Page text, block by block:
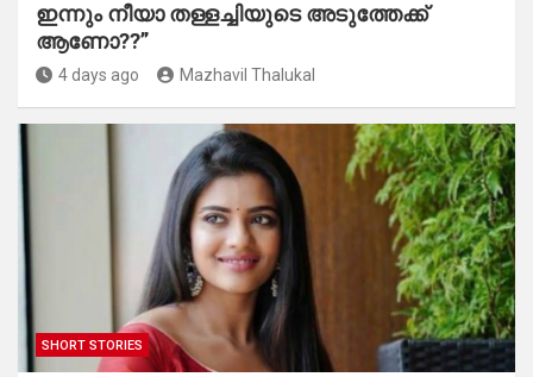
ഇന്നും നീയാ തള്ളച്ചിയുടെ അടുത്തേക്ക്
ആണോ??”
4 days ago Mazhavil Thalukal
SHORT STORIES